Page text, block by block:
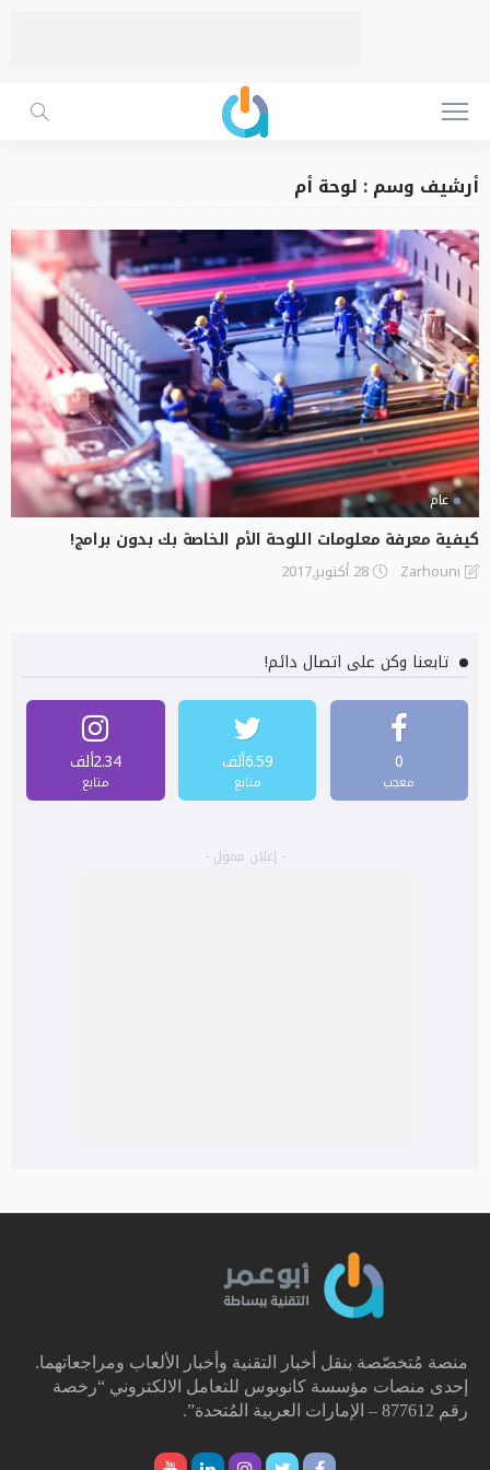
أرشيف وسم : لوحة أم
عام
كيفية معرفة معلومات اللوحة الأم الخاصة بك بدون برامج!
Zarhouni 28 أكتوبر,2017
تابعنا وكن على اتصال دائم!
0
معجب
6.59ألف
متابع
2.34ألف
متابع
- إعلان ممول -
منصة مُتخصّصة بنقل أخبار التقنية وأخبار الألعاب ومراجعاتهما.
إحدى منصات مؤسسة كانوبوس للتعامل الالكتروني “رخصة
رقم 877612 – الإمارات العربية المُتحدة”.